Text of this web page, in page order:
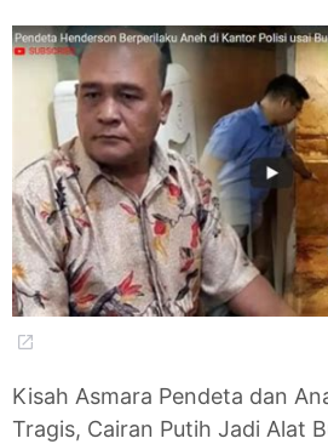
Kisah Asmara Pendeta dan
Tragis, Cairan Putih Jadi Alat